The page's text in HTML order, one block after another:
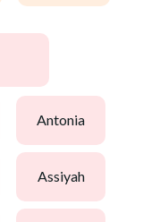
antonia
assiyah